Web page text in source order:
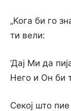
„Кога би го
ти вели:
’Дај Ми да
Него и Он би
Секој што